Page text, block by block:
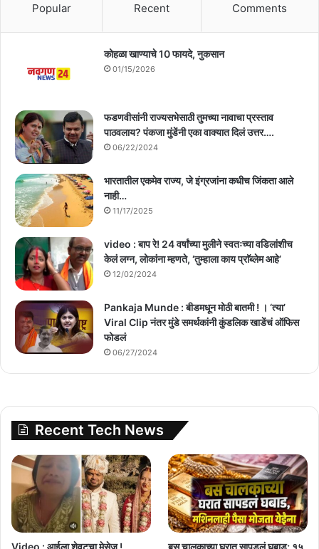
Popular Recent Comments
कोहळा खाण्याचे 10 फायदे, नुकसान
01/15/2026
फडणवीसांनी राज्यसभेसाठी तुमच्या नावाचा प्रस्ताव
पाठवलाय? पंकजा मुंडेंनी एका वाक्यात दिलं उत्तर….
06/22/2024
भारतातील एकमेव राज्य, जे इंग्रजांना कधीच जिंकता आले
नाही…
11/17/2025
video : बाप रे! 24 वर्षांच्या मुलीने स्वतःच्या वडिलांशीच
केलं लग्न, लोकांना म्हणते, ‘तुम्हाला काय प्राॅब्लेम आहे’
12/02/2024
Pankaja Munde : बीडमधून मोठी बातमी ! । ‘त्या’
Viral Clip नंतर मुंडे समर्थकांनी कुंडलिक खाडेंचं ऑफिस
फोडलं
06/27/2024
Recent Tech News